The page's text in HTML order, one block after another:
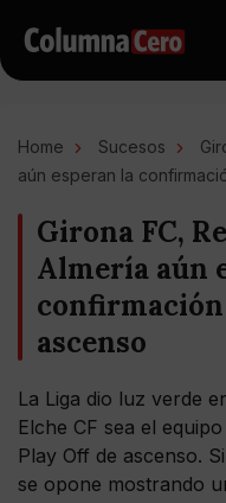
Home Sucesos
aún esperan la
Girona FC,
Almería aún
ascenso
La Liga dio luz verde
Elche CF sea el
Play Off de ascenso.
se opone mostrando